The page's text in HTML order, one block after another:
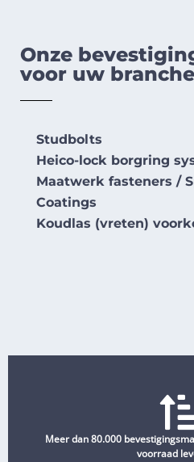
Onze
voor uw branche
Studbolts
Heico-lock borgring
Maatwerk fasteners /
Coatings
Koudlas (vreten)
Meer dan 80.000
voorraad